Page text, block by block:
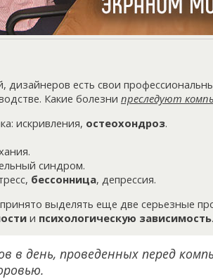
дизайнеров есть свои
Какие болезни преследуют
искривления, остеохондроз.
синдром.
бессонница, депрессия.
принято выделять еще две серьезные
и психологическую зависимость.
в день, проведенных перед